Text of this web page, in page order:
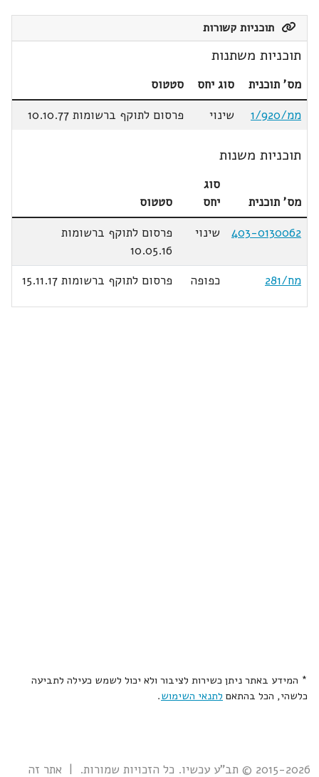
תוכניות קשורות
תוכניות משתנות
מס' תוכנית סוג יחס
סטטוס
ממ/1/920
שינוי פרסום לתוקף ברשומות 10.10.77
תוכניות משנות
מס' תוכנית
סוג
יחס
סטטוס
403-0130062
שינוי
פרסום לתוקף ברשומות
10.05.16
מח/281
כפופה פרסום לתוקף ברשומות 15.11.17
* המידע באתר ניתן כשירות לציבור ולא יכול לשמש כעילה לתביעה
כלשהי, הכל בהתאם לתנאי השימוש.
2015-2026 © תב"ע עכשיו. כל הזכויות שמורות. | אתר זה